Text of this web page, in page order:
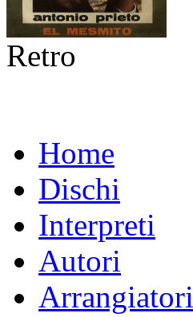
Retro
Home
Dischi
Interpreti
Autori
Arrangiatori